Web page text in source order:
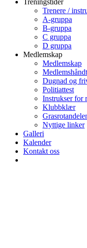
Treningstider
Trenere /
A-gruppa
B-gruppa
C gruppa
D gruppa
Medlemskap
Medlemskap
Dugnad og
Politiattest
Instrukser for
Klubbklær
Nyttige linker
Galleri
Kalender
Kontakt oss